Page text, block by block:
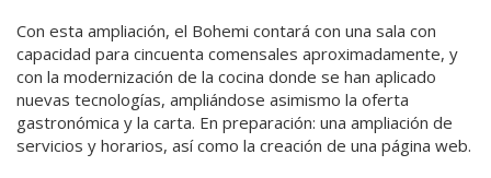
Con esta ampliación, el Bohemi contará con una sala con
capacidad para cincuenta comensales aproximadamente, y
con la modernización de la cocina donde se han aplicado
nuevas tecnologías, ampliándose asimismo la oferta
gastronómica y la carta. En preparación: una ampliación de
servicios y horarios, así como la creación de una página web.